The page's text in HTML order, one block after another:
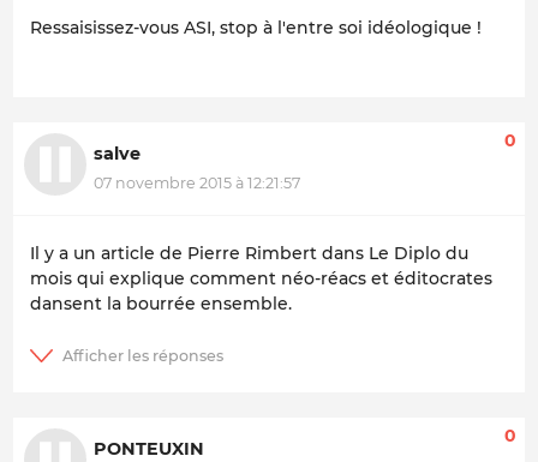
Ressaisissez-vous ASI, stop à l'entre soi idéologique !
salve
07 novembre 2015 à 12:21:57
0
Il y a un article de Pierre Rimbert dans Le Diplo du
mois qui explique comment néo-réacs et éditocrates
dansent la bourrée ensemble.
PONTEUXIN
0